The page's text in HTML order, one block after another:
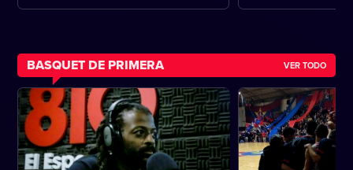
BASQUET DE PRIMERA VER TODO